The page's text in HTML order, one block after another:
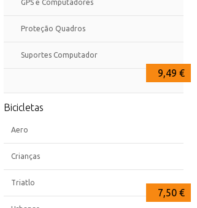
11,50 €
12,72 €
9,49 €
8,99 €
10,28 €
7,50 €
GPS e Computadores
Proteção Quadros
Suportes Computador
Bicicletas
Aero
Crianças
Triatlo